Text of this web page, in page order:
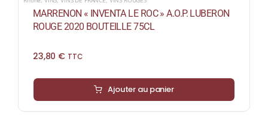
MARRENON « INVENTA LE ROC » A.O.P. LUBERON
ROUGE 2020 BOUTEILLE 75CL
23,80 € TTC
Ajouter au panier